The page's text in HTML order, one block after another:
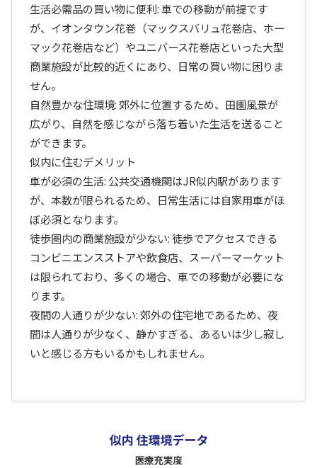
生活必需品の買い物に便利: 車での移動が前提です
が、イオンタウン花巻（マックスバリュ花巻店、ホー
マック花巻店など）やユニバース花巻店といった大型
商業施設が比較的近くにあり、日常の買い物に困りま
せん。
自然豊かな住環境: 郊外に位置するため、田園風景が
広がり、自然を感じながら落ち着いた生活を送ること
ができます。
似内に住むデメリット
車が必須の生活: 公共交通機関はJR似内駅があります
が、本数が限られるため、日常生活には自家用車がほ
ぼ必須となります。
徒歩圏内の商業施設が少ない: 徒歩でアクセスできる
コンビニエンスストアや飲食店、スーパーマーケット
は限られており、多くの場合、車での移動が必要にな
ります。
夜間の人通りが少ない: 郊外の住宅地であるため、夜
間は人通りが少なく、静かすぎる、あるいは少し寂し
いと感じる方もいるかもしれません。